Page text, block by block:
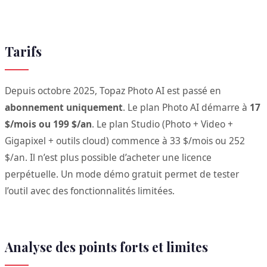
Tarifs
Depuis octobre 2025, Topaz Photo AI est passé en
abonnement uniquement. Le plan Photo AI démarre à 17
$/mois ou 199 $/an. Le plan Studio (Photo + Video +
Gigapixel + outils cloud) commence à 33 $/mois ou 252
$/an. Il n’est plus possible d’acheter une licence
perpétuelle. Un mode démo gratuit permet de tester
l’outil avec des fonctionnalités limitées.
Analyse des points forts et limites